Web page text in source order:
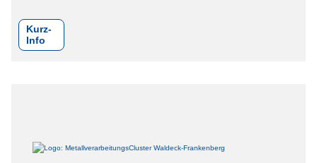
Kurz-
Info